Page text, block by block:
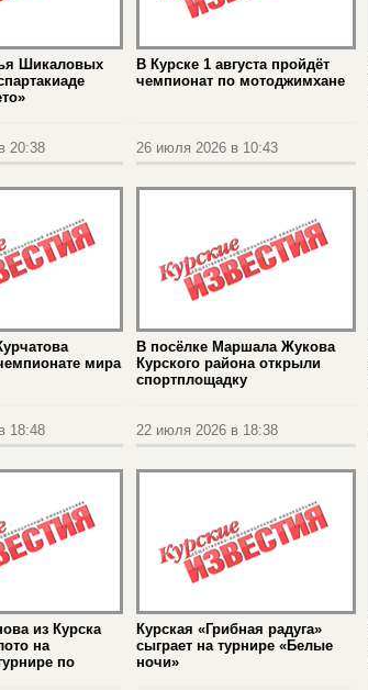
Шикаловых
20:38
В Курске 1 августа пройдёт
чемпионат по мотоджимхане
26 июля 2026 в 10:43
мира
18:48
В посёлке Маршала Жукова
Курского района открыли
спортплощадку
22 июля 2026 в 18:38
из Курска
на
по
Курская «Грибная радуга»
сыграет на турнире «Белые
ночи»